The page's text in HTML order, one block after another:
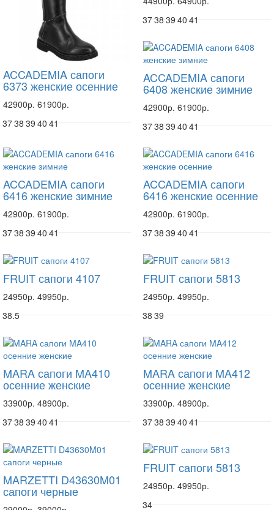
ACCADEMIA сапоги
6373 женские осенние
42900р. 61900р.
3738 39 40 41
3738 39 40 41
ACCADEMIA сапоги
6408 женские зимние
42900р. 61900р.
3738 39 40 41
ACCADEMIA сапоги
6416 женские зимние
42900р. 61900р.
3738 39 40 41
ACCADEMIA сапоги
6416 женские осенние
42900р. 61900р.
3738 39 40 41
FRUIT сапоги 4107
24950р. 49950р.
38.5
FRUIT сапоги 5813
24950р. 49950р.
38 39
MARA сапоги MA410
осенние женские
33900р. 48900р.
3738 39 40 41
MARA сапоги MA412
осенние женские
33900р. 48900р.
3738 39 40 41
MARZETTI D43630M01
сапоги черные
FRUIT сапоги 5813
24950р. 49950р.
34